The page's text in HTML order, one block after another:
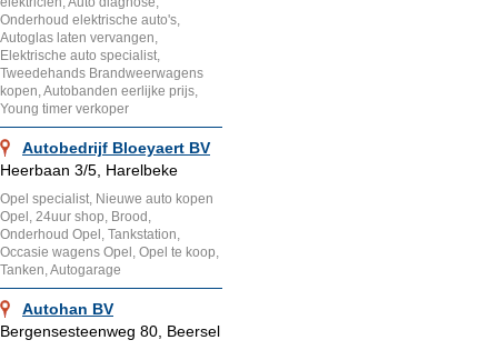
Onderhoud elektrische auto's,
Autoglas laten vervangen,
Elektrische auto specialist,
Tweedehands Brandweerwagens
kopen, Autobanden eerlijke prijs,
Young timer verkoper
Autobedrijf Bloeyaert BV
Heerbaan 3/5, Harelbeke
Opel specialist, Nieuwe auto kopen
Opel, 24uur shop, Brood,
Onderhoud Opel, Tankstation,
Occasie wagens Opel, Opel te koop,
Tanken, Autogarage
Autohan BV
Bergensesteenweg 80, Beersel